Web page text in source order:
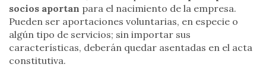
socios aportan para el nacimiento de la empresa.
Pueden ser aportaciones voluntarias, en especie o
algún tipo de servicios; sin importar sus
características, deberán quedar asentadas en el acta
constitutiva.